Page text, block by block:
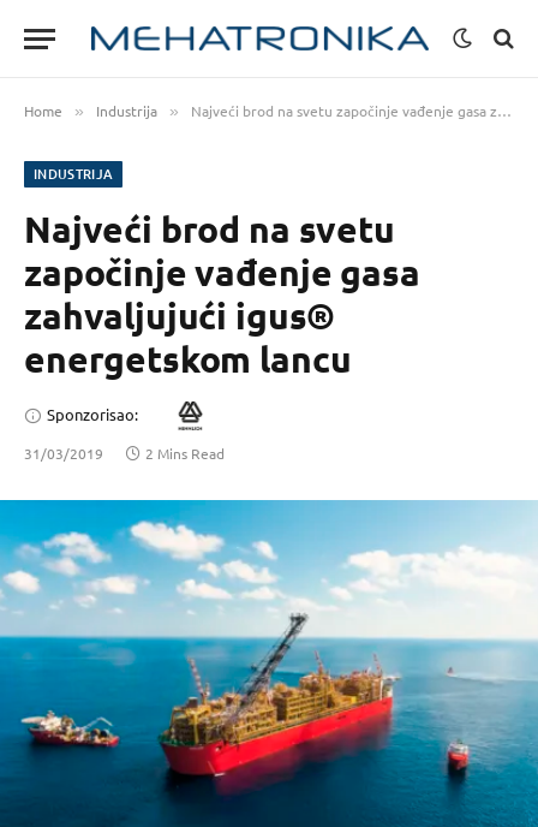
Home » Industrija » Najveći brod na svetu započinje vađenje gasa zahvaljujući igus® energetskom lancu
INDUSTRIJA
Najveći brod na svetu
započinje vađenje gasa
zahvaljujući igus®
energetskom lancu
Sponzorisao:
31/03/2019 2 Mins Read